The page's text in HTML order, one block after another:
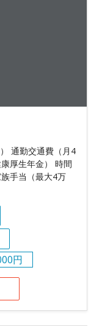
通勤交通費（月4
厚生年金） 時間
手当（最大4万
円